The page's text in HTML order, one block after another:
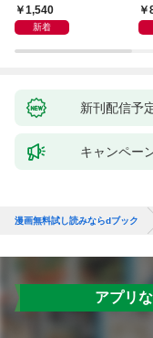
価値を創造する3DC
G）
1,540
新着
新刊配信予
キャンペー
漫画無料試し読みならdブック
アプリ